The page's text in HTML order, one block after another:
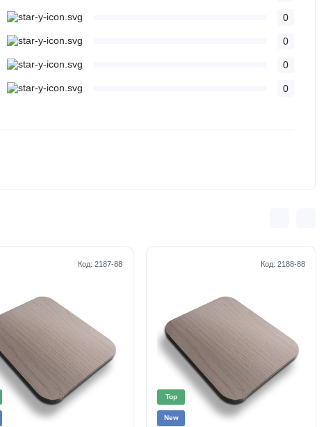
0
0
0
0
Код:2187-88 Код: 2188-88
Top
New